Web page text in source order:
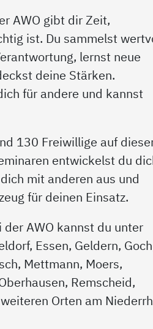
AWO gibt dir Zeit,
ist. Du sammelst
lernst neue
deine Stärken.
für andere und kannst
130 Freiwillige auf
entwickelst du
mit anderen aus und
für deinen Einsatz.
AWO kannst du unter
Essen, Geldern,
Mettmann, Moers,
Remscheid,
Orten am